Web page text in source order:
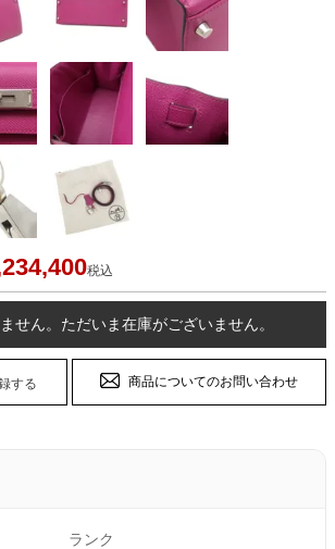
税込
せん。ただいま在庫がございません。
する 商品についてのお問い合わせ
ランク